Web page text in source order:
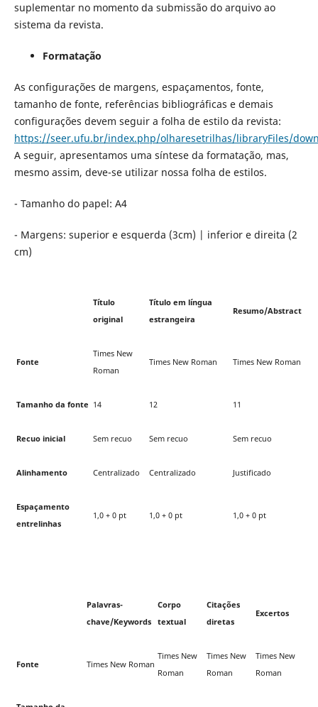
suplementar no momento da submissão do arquivo ao
sistema da revista.
Formatação
As configurações de margens, espaçamentos, fonte,
tamanho de fonte, referências bibliográficas e demais
configurações devem seguir a folha de estilo da revista:
https://seer.ufu.br/index.php/olharesetrilhas/libraryFiles/
A seguir, apresentamos uma síntese da formatação, mas,
mesmo assim, deve-se utilizar nossa folha de estilos.
- Tamanho do papel: A4
- Margens: superior e esquerda (3cm) | inferior e direita (2
cm)
Título
original
Título em língua
estrangeira
Resumo/Abstract
Fonte
Times New
Roman
Times New Roman Times New Roman
Tamanho da fonte 14 12 11
Recuo inicial Sem recuo Sem recuo Sem recuo
Alinhamento Centralizado Centralizado Justificado
Espaçamento
entrelinhas
1,0 + 0 pt 1,0 + 0 pt 1,0 + 0 pt
Palavras-
chave/Keywords
Corpo
textual
Citações
diretas
Excertos
Fonte Times New Roman
Times New
Roman
Times New
Roman
Times New
Roman